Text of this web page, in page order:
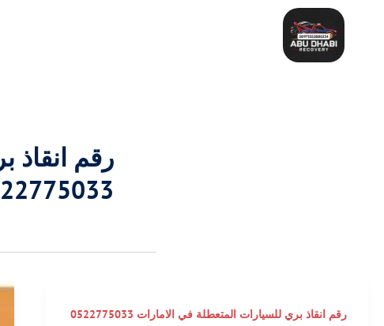
المحتوى
رقم انقاذ
رقم انقاذ بري للسيارات المتعطلة في الامارات 0522775033